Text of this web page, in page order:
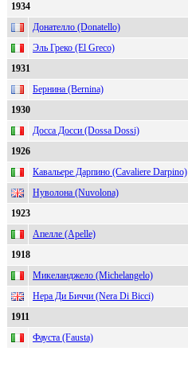
1934
Донателло (Donatello)
Эль Греко (El Greco)
1931
Бернина (Bernina)
1930
Досса Досси (Dossa Dossi)
1926
Кавальере Дарпино (Cavaliere Darpino)
Нуволона (Nuvolona)
1923
Апелле (Apelle)
1918
Микеланджело (Michelangelo)
Нера Ди Биччи (Nera Di Bicci)
1911
Фауста (Fausta)